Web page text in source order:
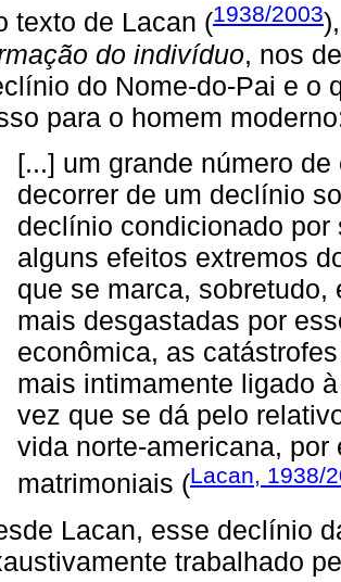
texto de Lacan (1938/2003
do indivíduo, nos
do Nome-do-Pai e o
para o homem
[...] um grande número
decorrer de um declínio
declínio condicionado
alguns efeitos extremos
que se marca,
mais desgastadas por
econômica, as
mais intimamente ligado
vez que se dá pelo
vida norte-americana,
matrimoniais (Lacan, 1938/
Lacan, esse declínio
trabalhado